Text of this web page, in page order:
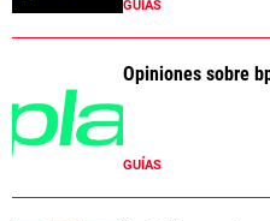
GUÍAS
Opiniones sobre
GUÍAS